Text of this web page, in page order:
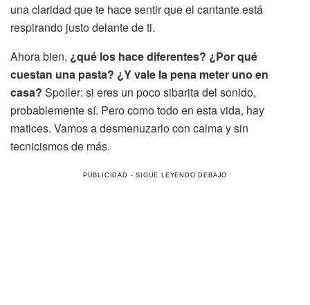
una claridad que te hace sentir que el cantante está
respirando justo delante de ti.
Ahora bien, ¿qué los hace diferentes? ¿Por qué
cuestan una pasta? ¿Y vale la pena meter uno en
casa? Spoiler: si eres un poco sibarita del sonido,
probablemente sí. Pero como todo en esta vida, hay
matices. Vamos a desmenuzarlo con calma y sin
tecnicismos de más.